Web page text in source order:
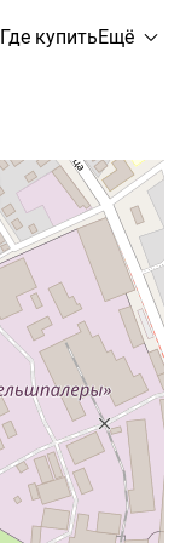
Где купитьЕщё